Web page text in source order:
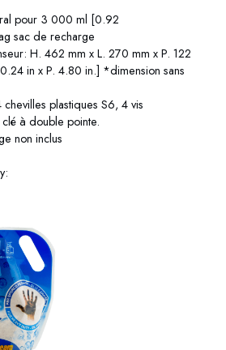
pour 3 000 ml [0.92
sac de recharge
H. 462 mm x L. 270 mm x P. 122
in x P. 4.80 in.] *dimension sans
chevilles plastiques S6, 4 vis
clé à double pointe.
non inclus